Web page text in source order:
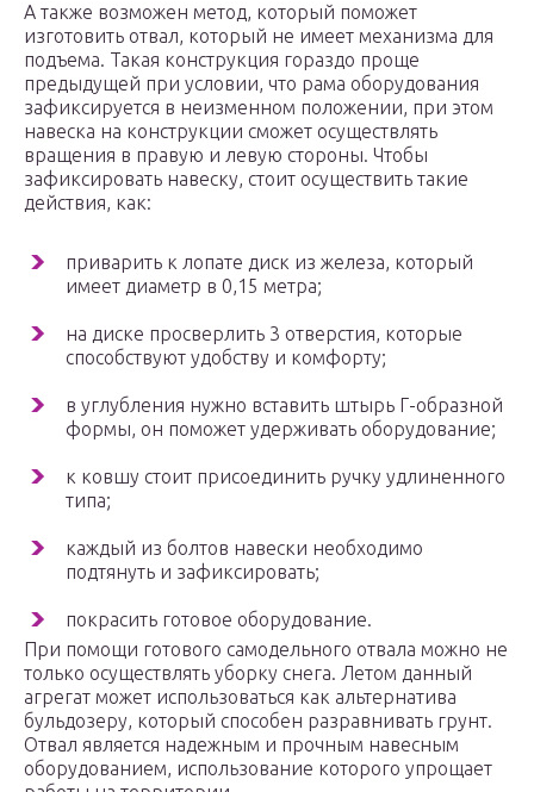
А также возможен метод, который поможет
изготовить отвал, который не имеет механизма для
подъема. Такая конструкция гораздо проще
предыдущей при условии, что рама оборудования
зафиксируется в неизменном положении, при этом
навеска на конструкции сможет осуществлять
вращения в правую и левую стороны. Чтобы
зафиксировать навеску, стоит осуществить такие
действия, как:
приварить к лопате диск из железа, который
имеет диаметр в 0,15 метра;
на диске просверлить 3 отверстия, которые
способствуют удобству и комфорту;
в углубления нужно вставить штырь Г-образной
формы, он поможет удерживать оборудование;
к ковшу стоит присоединить ручку удлиненного
типа;
каждый из болтов навески необходимо
подтянуть и зафиксировать;
покрасить готовое оборудование.
При помощи готового самодельного отвала можно не
только осуществлять уборку снега. Летом данный
агрегат может использоваться как альтернатива
бульдозеру, который способен разравнивать грунт.
Отвал является надежным и прочным навесным
оборудованием, использование которого упрощает